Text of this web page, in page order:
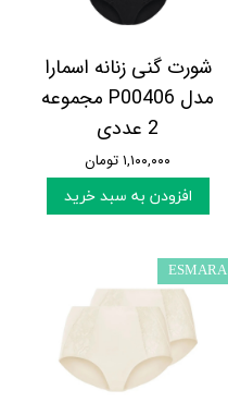
شورت گنی زنانه اسمارا
مدل P00406 مجموعه
2 عددی
۱,۱۰۰,۰۰۰ تومان
افزودن به سبد خرید
ESMARA